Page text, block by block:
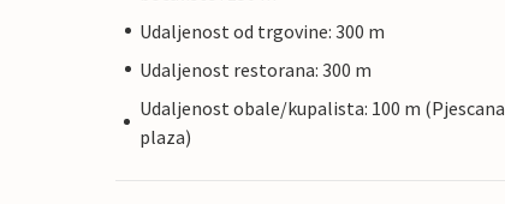
Udaljenost od trgovine: 300 m
Udaljenost restorana: 300 m
Udaljenost obale/kupalista: 100 m (Pjescana
plaza)